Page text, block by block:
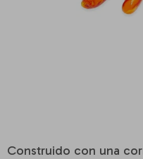
Construido con una